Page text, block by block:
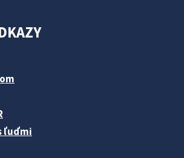
ľuďmi